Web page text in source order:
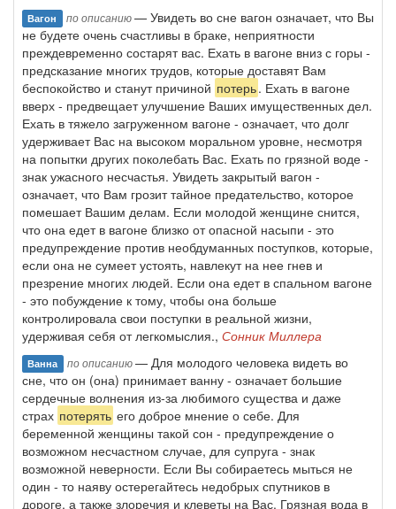
Вагон по описанию— Увидеть во сне вагон означает, что Вы
не будете очень счастливы в браке, неприятности
преждевременно состарят вас. Ехать в вагоне вниз с горы -
предсказание многих трудов, которые доставят Вам
беспокойство и станут причиной потерь. Ехать в вагоне
вверх - предвещает улучшение Ваших имущественных дел.
Ехать в тяжело загруженном вагоне - означает, что долг
удерживает Вас на высоком моральном уровне, несмотря
на попытки других поколебать Вас. Ехать по грязной воде -
знак ужасного несчастья. Увидеть закрытый вагон -
означает, что Вам грозит тайное предательство, которое
помешает Вашим делам. Если молодой женщине снится,
что она едет в вагоне близко от опасной насыпи - это
предупреждение против необдуманных поступков, которые,
если она не сумеет устоять, навлекут на нее гнев и
презрение многих людей. Если она едет в спальном вагоне
- это побуждение к тому, чтобы она больше
контролировала свои поступки в реальной жизни,
удерживая себя от легкомыслия., Сонник Миллера
Ванна по описанию— Для молодого человека видеть во
сне, что он (она) принимает ванну - означает большие
сердечные волнения из-за любимого существа и даже
страх потерять его доброе мнение о себе. Для
беременной женщины такой сон - предупреждение о
возможном несчастном случае, для супруга - знак
возможной неверности. Если Вы собираетесь мыться не
один - то наяву остерегайтесь недобрых спутников в
дороге, а также злоречия и клеветы на Вас. Грязная вода в